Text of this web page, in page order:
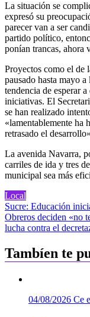
La situación se
expresó su
parecer van a ser
partido político,
ponían trancas, ahora
Proyectos como el de
pausado hasta mayo
tendencia de esperar
iniciativas. El
se han realizado
«lamentablemente ha
retrasado el
La avenida Navarra,
carriles de ida y tres
municipal sea más
Local
Navegación
de
Sucre: Educación
Obreros deciden «no
lucha contra el
Tambíen te
04/08/2026 Ce